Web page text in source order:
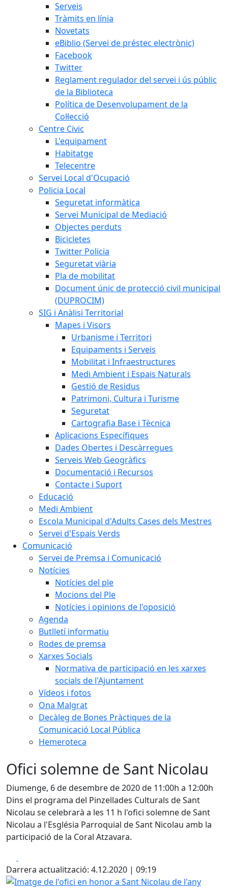
Serveis
Tràmits en línia
Novetats
eBiblio (Servei de préstec electrònic)
Facebook
Twitter
Reglament regulador del servei i ús públic
de la Biblioteca
Política de Desenvolupament de la
Col·lecció
Centre Civic
L'equipament
Habitatge
Telecentre
Servei Local d'Ocupació
Policia Local
Seguretat informàtica
Servei Municipal de Mediació
Objectes perduts
Bicicletes
Twitter Policia
Seguretat viària
Pla de mobilitat
Document únic de protecció civil municipal
(DUPROCIM)
SIG i Anàlisi Territorial
Mapes i Visors
Urbanisme i Territori
Equipaments i Serveis
Mobilitat i Infraestructures
Medi Ambient i Espais Naturals
Gestió de Residus
Patrimoni, Cultura i Turisme
Seguretat
Cartografia Base i Tècnica
Aplicacions Específiques
Dades Obertes i Descàrregues
Serveis Web Geogràfics
Documentació i Recursos
Contacte i Suport
Educació
Medi Ambient
Escola Municipal d'Adults Cases dels Mestres
Servei d'Espais Verds
Comunicació
Servei de Premsa i Comunicació
Notícies
Notícies del ple
Mocions del Ple
Notícies i opinions de l'oposició
Agenda
Butlletí informatiu
Rodes de premsa
Xarxes Socials
Normativa de participació en les xarxes
socials de l'Ajuntament
Vídeos i fotos
Ona Malgrat
Decàleg de Bones Pràctiques de la
Comunicació Local Pública
Hemeroteca
Ofici solemne de Sant Nicolau
Diumenge, 6 de desembre de 2020 de 11:00h a 12:00h
Dins el programa del Pinzellades Culturals de Sant
Nicolau se celebrarà a les 11 h l'ofici solemne de Sant
Nicolau a l'Església Parroquial de Sant Nicolau amb la
participació de la Coral Atzavara.
Darrera actualització: 4.12.2020 | 09:19
Imatge de l'ofici en honor a Sant Nicolau de l'any passat.